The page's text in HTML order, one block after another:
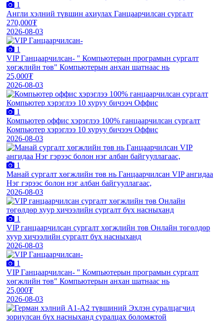
1
Англи хэлний түвшин ахиулах Ганцаарчилсан сургалт
270,000₮
2026-08-03
1
VIP Ганцаарчилсан- " Компьютерын програмын сургалт
хөгжлийн төв" Компьютерын анхан шатнаас нь
25,000₮
2026-08-03
1
Компьютер оффис хэрэглээ 100% ганцаарчилсан сургалт
Компьютер хэрэглээ 10 хуруу бичээч Оффис
2026-08-03
1
Манай сургалт хөгжлийн төв нь Ганцаарчилсан VIP ангидаа
Нэг гэрээс болон нэг албан байгууллагаас,
2026-08-03
1
VIP ганцаарчилсан сургалт хөгжлийн төв Онлайн төгөлдөр
хуур хичээлийн сургалт бүх насныханд
2026-08-03
1
VIP Ганцаарчилсан- " Компьютерын програмын сургалт
хөгжлийн төв" Компьютерын анхан шатнаас нь
25,000₮
2026-08-03